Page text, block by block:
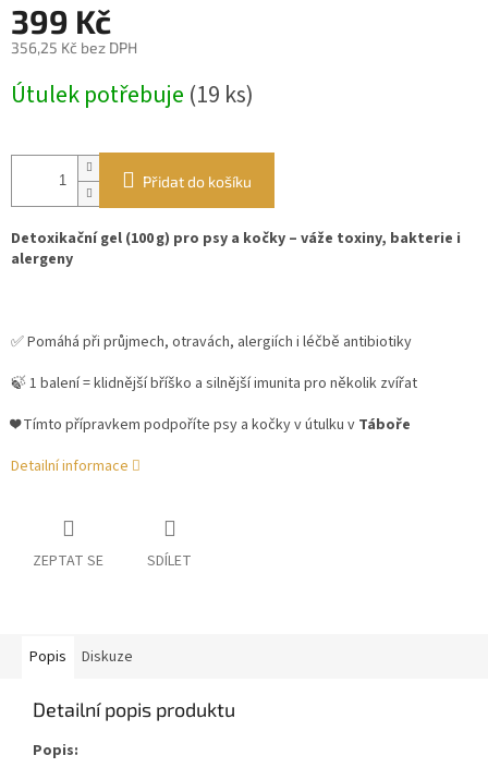
399 Kč
356,25 Kč bez DPH
Měrná
cena:
Útulek potřebuje (19 ks)
Přidat do košíku
Detoxikační gel (100 g) pro psy a kočky – váže toxiny, bakterie i
alergeny
✅ Pomáhá při průjmech, otravách, alergiích i léčbě antibiotiky
🍃 1 balení = klidnější bříško a silnější imunita pro několik zvířat
❤️ Tímto přípravkem podpoříte psy a kočky v útulku v Táboře
Detailní informace
ZEPTAT SE SDÍLET
Popis Diskuze
Detailní popis produktu
Popis: